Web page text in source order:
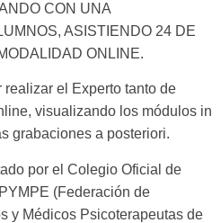
CON UNA
ASISTIENDO 24 DE
ONLINE.
realizar el Experto tanto de
visualizando los módulos in
grabaciones a posteriori.
por el Colegio Oficial de
(Federación de
y Médicos Psicoterapeutas de